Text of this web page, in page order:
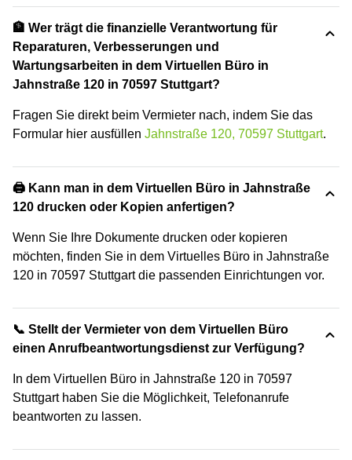
🏦 Wer trägt die finanzielle Verantwortung für
Reparaturen, Verbesserungen und
Wartungsarbeiten in dem Virtuellen Büro in
Jahnstraße 120 in 70597 Stuttgart?
Fragen Sie direkt beim Vermieter nach, indem Sie das
Formular hier ausfüllen Jahnstraße 120, 70597 Stuttgart.
🖨️ Kann man in dem Virtuellen Büro in Jahnstraße
120 drucken oder Kopien anfertigen?
Wenn Sie Ihre Dokumente drucken oder kopieren
möchten, finden Sie in dem Virtuelles Büro in Jahnstraße
120 in 70597 Stuttgart die passenden Einrichtungen vor.
📞 Stellt der Vermieter von dem Virtuellen Büro
einen Anrufbeantwortungsdienst zur Verfügung?
In dem Virtuellen Büro in Jahnstraße 120 in 70597
Stuttgart haben Sie die Möglichkeit, Telefonanrufe
beantworten zu lassen.